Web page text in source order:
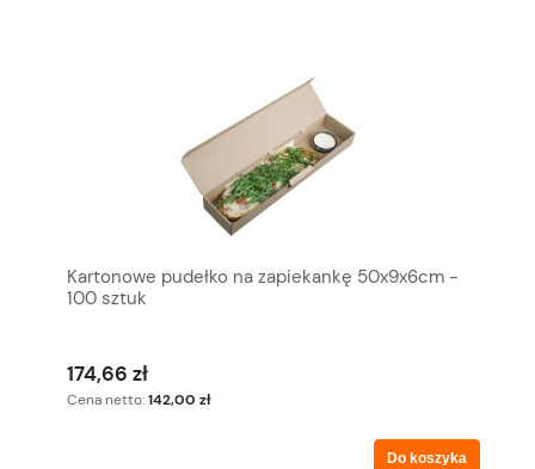
Kartonowe pudełko na zapiekankę 50x9x6cm -
100 sztuk
174,66 zł
Cena netto:142,00 zł
Do koszyka